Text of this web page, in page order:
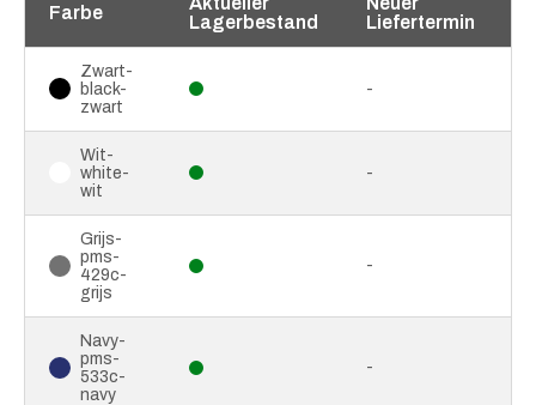
Farbe
Lagerbestand
Liefertermin
Zwart-
black-
zwart
-
Wit-
white-
wit
-
Grijs-
pms-
429c-
grijs
-
Navy-
pms-
533c-
navy
-